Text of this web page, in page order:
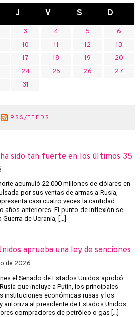
J V S D
3 4 5
6
10 11 12
13
17 18 19
20
24 25 26
27
31
RSS/FEEDS
sido tan fuerte en los últimos 35
acumuló 22.000 millones de dólares en
por sus ventas de armas a Rusia,
casi cuatro veces la cantidad
años anteriores. El punto de inflexión se
de Ucrania, […]
aprueba una ley de sanciones
de 2026
el Senado de Estados Unidos aprobó
que incluye a Putin, los principales
instituciones económicas rusas y los
autoriza al presidente de Estados Unidos
compradores de petróleo o gas […]